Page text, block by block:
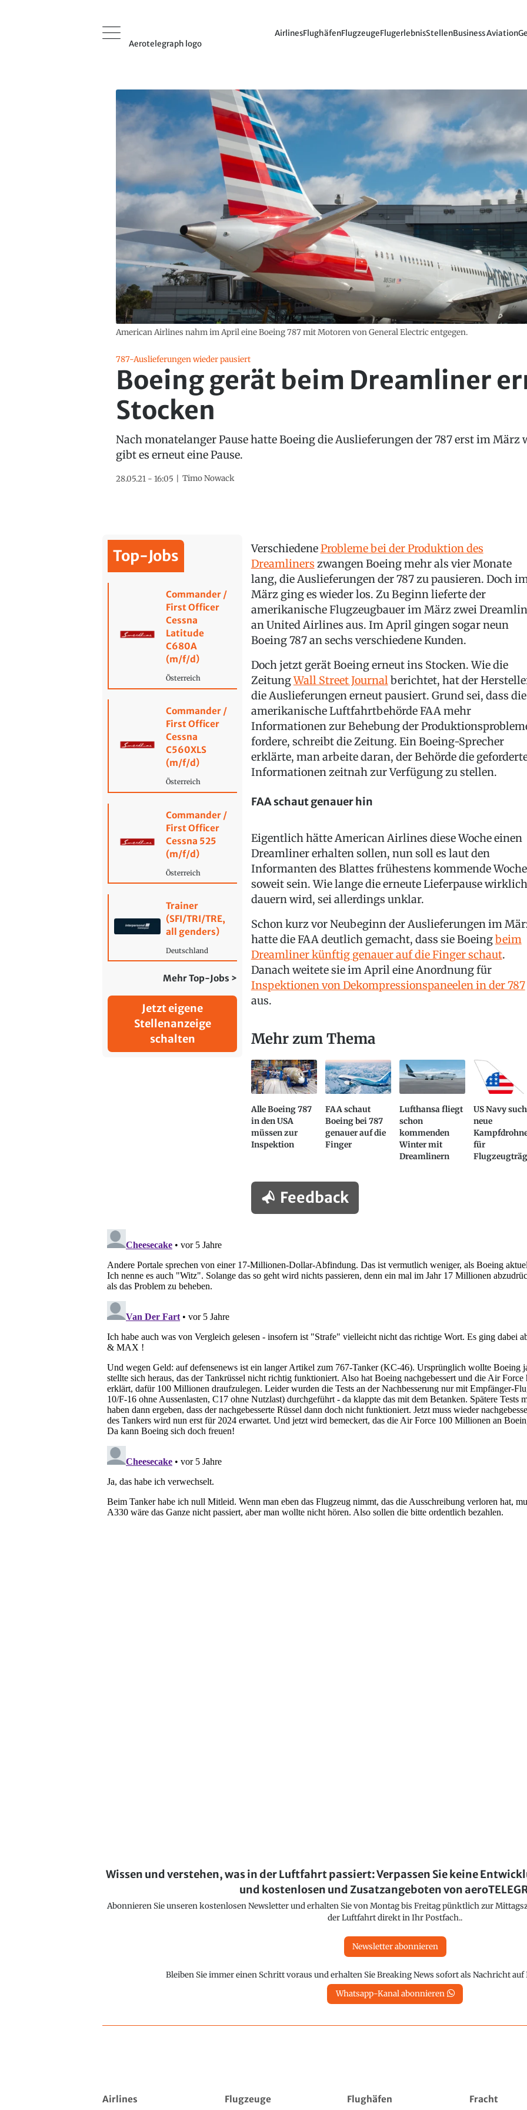
Aerotelegraph logo
AirlinesFlughäfenFlugzeugeFlugerlebnisStellenBusiness Aviation
American Airlines nahm im April eine Boeing 787 mit Motoren von General Electric entgegen.
787-Auslieferungen wieder pausiert
Boeing gerät beim Dreamliner
Stocken
Nach monatelanger Pause hatte Boeing die Auslieferungen der 787 erst im März
gibt es erneut eine Pause.
28.05.21 - 16:05 Timo Nowack
Top-Jobs
Commander /
First Officer
Cessna
Latitude
C680A
(m/f/d)
Österreich
Commander /
First Officer
Cessna
C560XLS
(m/f/d)
Österreich
Commander /
First Officer
Cessna 525
(m/f/d)
Österreich
Trainer
(SFI/TRI/TRE,
all genders)
Deutschland
Mehr Top-Jobs >
Jetzt eigene
Stellenanzeige
schalten
VerschiedeneProbleme bei der Produktion des
Dreamliners zwangen Boeing mehr als vier Monate
lang, die Auslieferungen der 787 zu pausieren. Doch
März ging es wieder los. Zu Beginn lieferte der
amerikanische Flugzeugbauer im März zwei
an United Airlines aus. Im April gingen sogar neun
Boeing 787 an sechs verschiedene Kunden.
Doch jetzt gerät Boeing erneut ins Stocken. Wie die
ZeitungWall Street Journalberichtet, hat der
die Auslieferungen erneut pausiert. Grund sei, dass die
amerikanische Luftfahrtbehörde FAA mehr
Informationen zur Behebung der
fordere, schreibt die Zeitung. Ein Boeing-Sprecher
erklärte, man arbeite daran, der Behörde die
Informationen zeitnah zur Verfügung zu stellen.
FAA schaut genauer hin
Eigentlich hätte American Airlines diese Woche einen
Dreamliner erhalten sollen, nun soll es laut den
Informanten des Blattes frühestens kommende Woche
soweit sein. Wie lange die erneute Lieferpause wirklich
dauern wird, sei allerdings unklar.
Schon kurz vor Neubeginn der Auslieferungen im
hatte die FAA deutlich gemacht, dass sie Boeingbeim
Dreamliner künftig genauer auf die Finger schaut.
Danach weitete sie im April eine Anordnung für
Inspektionen von Dekompressionspaneelen in der 787
aus.
Mehr zum Thema
Alle Boeing 787
in den USA
müssen zur
Inspektion
FAA schaut
Boeing bei 787
genauer auf die
Finger
Lufthansa fliegt
schon
kommenden
Winter mit
Dreamlinern
US Navy
neue
für
Feedback
Wissen und verstehen, was in der Luftfahrt passiert: Verpassen Sie keine
und kostenlosen und Zusatzangeboten von
Abonnieren Sie unseren kostenlosen Newsletter und erhalten Sie von Montag bis Freitag pünktlich zur
der Luftfahrt direkt in Ihr Postfach..
Newsletter abonnieren
Bleiben Sie immer einen Schritt voraus und erhalten Sie Breaking News sofort als Nachricht
Whatsapp-Kanal abonnieren
Airlines Flugzeuge Flughäfen Fracht